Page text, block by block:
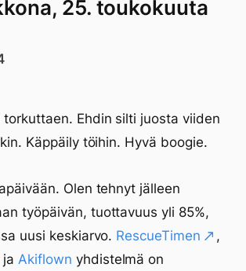
25. toukokuuta
torkuttaen. Ehdin silti juosta viiden
Käppäily töihin. Hyvä boogie.
Olen tehnyt jälleen
työpäivän, tuottavuus yli 85%,
uusi keskiarvo. RescueTimen
,
jaAkiflown yhdistelmä on